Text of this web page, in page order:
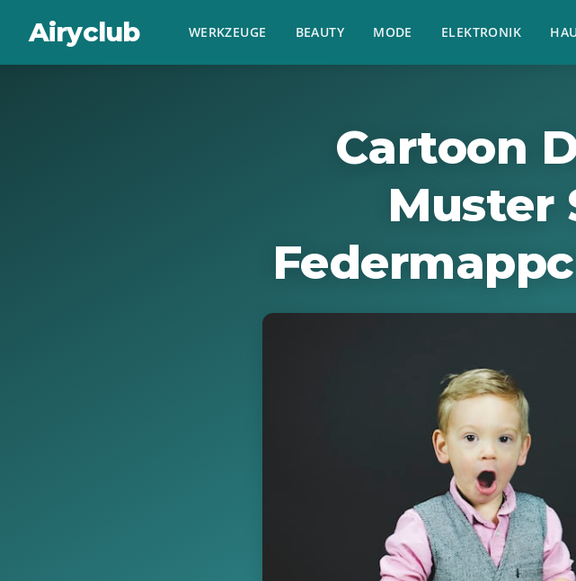
Airyclub WERKZEUGE BEAUTY MODE ELEKTRONIK
Cartoon
Muster